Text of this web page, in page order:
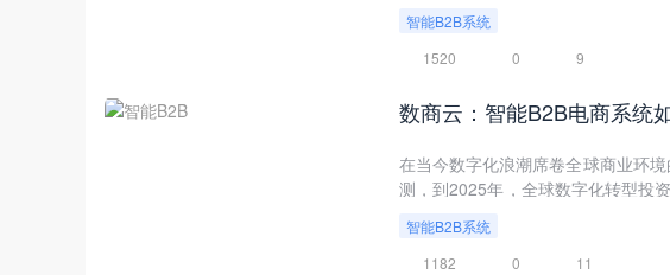
造前所未有的增长动能。
智能B2B系统
1520
0 9
数商云：智能B2B电商系统
在当今数字化浪潮席卷全球商业环
测，到2025年，全球数字化转型投
正在重塑企业间交易模式和价值链结
智能B2B系统
1182
0 11